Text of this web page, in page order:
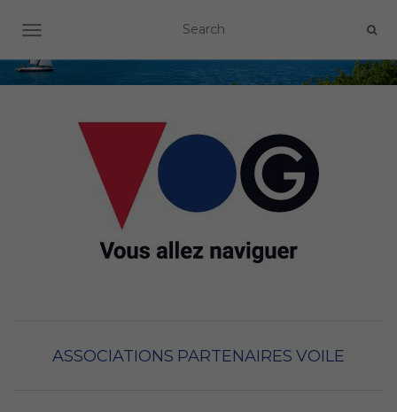
OUVRIR/FERMER LA NAVIGATION
ASSOCIATIONS PARTENAIRES VOILE